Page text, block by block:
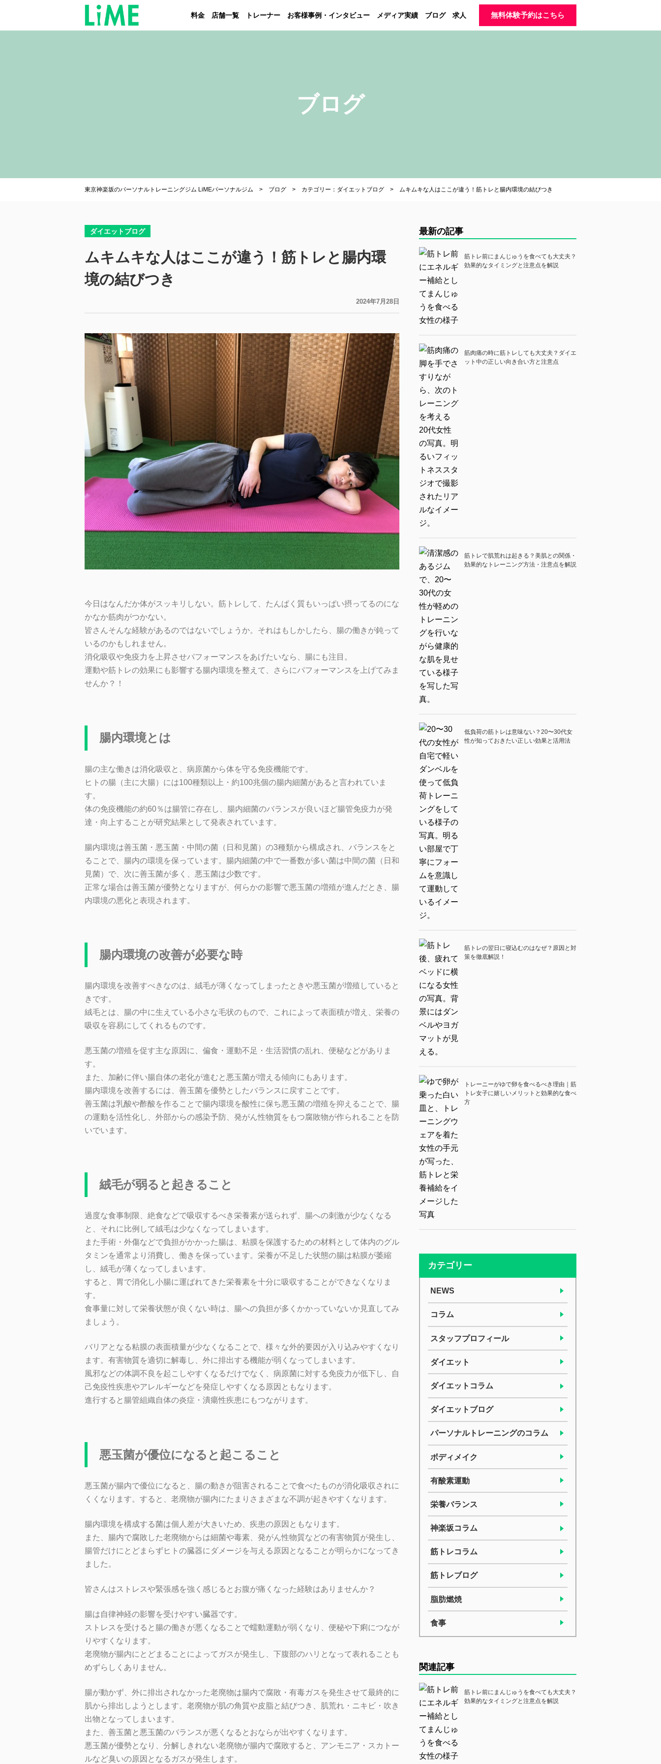
料金 店舗一覧 トレーナー お客様事例・インタビュー メディア実績 ブログ 求人 無料体験予約はこちら
ブログ
東京神楽坂のパーソナルトレーニングジム LiMEパーソナルジム ブログ カテゴリー：ダイエットブログ ムキムキな人はここが違う！筋トレと腸内環境の結びつき
ダイエットブログ
ムキムキな人はここが違う！筋トレと腸内環
境の結びつき
2024年7月28日
今日はなんだか体がスッキリしない。筋トレして、たんぱく質もいっぱい摂ってるのにな
かなか筋肉がつかない。
皆さんそんな経験があるのではないでしょうか。それはもしかしたら、腸の働きが鈍って
いるのかもしれません。
消化吸収や免疫力を上昇させパフォーマンスをあげたいなら、腸にも注目。
運動や筋トレの効果にも影響する腸内環境を整えて、さらにパフォーマンスを上げてみま
せんか？！
腸内環境とは
腸の主な働きは消化吸収と、病原菌から体を守る免疫機能です。
ヒトの腸（主に大腸）には100種類以上・約100兆個の腸内細菌があると言われていま
す。
体の免疫機能の約60％は腸管に存在し、腸内細菌のバランスが良いほど腸管免疫力が発
達・向上することが研究結果として発表されています。
腸内環境は善玉菌・悪玉菌・中間の菌（日和見菌）の3種類から構成され、バランスをと
ることで、腸内の環境を保っています。腸内細菌の中で一番数が多い菌は中間の菌（日和
見菌）で、次に善玉菌が多く、悪玉菌は少数です。
正常な場合は善玉菌が優勢となりますが、何らかの影響で悪玉菌の増殖が進んだとき、腸
内環境の悪化と表現されます。
腸内環境の改善が必要な時
腸内環境を改善すべきなのは、絨毛が薄くなってしまったときや悪玉菌が増殖していると
きです。
絨毛とは、腸の中に生えている小さな毛状のもので、これによって表面積が増え、栄養の
吸収を容易にしてくれるものです。
悪玉菌の増殖を促す主な原因に、偏食・運動不足・生活習慣の乱れ、便秘などがありま
す。
また、加齢に伴い腸自体の老化が進むと悪玉菌が増える傾向にもあります。
腸内環境を改善するには、善玉菌を優勢としたバランスに戻すことです。
善玉菌は乳酸や酢酸を作ることで腸内環境を酸性に保ち悪玉菌の増殖を抑えることで、腸
の運動を活性化し、外部からの感染予防、発がん性物質をもつ腐敗物が作られることを防
いでいます。
絨毛が弱ると起きること
過度な食事制限、絶食などで吸収するべき栄養素が送られず、腸への刺激が少なくなる
と、それに比例して絨毛は少なくなってしまいます。
また手術・外傷などで負担がかかった腸は、粘膜を保護するための材料として体内のグル
タミンを通常より消費し、働きを保っています。栄養が不足した状態の腸は粘膜が萎縮
し、絨毛が薄くなってしまいます。
すると、胃で消化し小腸に運ばれてきた栄養素を十分に吸収することができなくなりま
す。
食事量に対して栄養状態が良くない時は、腸への負担が多くかかっていないか見直してみ
ましょう。
バリアとなる粘膜の表面積量が少なくなることで、様々な外的要因が入り込みやすくなり
ます。有害物質を適切に解毒し、外に排出する機能が弱くなってしまいます。
風邪などの体調不良を起こしやすくなるだけでなく、病原菌に対する免疫力が低下し、自
己免疫性疾患やアレルギーなどを発症しやすくなる原因ともなります。
進行すると腸管組織自体の炎症・潰瘍性疾患にもつながります。
悪玉菌が優位になると起こること
悪玉菌が腸内で優位になると、腸の動きが阻害されることで食べたものが消化吸収されに
くくなります。すると、老廃物が腸内にたまりさまざまな不調が起きやすくなります。
腸内環境を構成する菌は個人差が大きいため、疾患の原因ともなります。
また、腸内で腐敗した老廃物からは細菌や毒素、発がん性物質などの有害物質が発生し、
腸管だけにとどまらずヒトの臓器にダメージを与える原因となることが明らかになってき
ました。
皆さんはストレスや緊張感を強く感じるとお腹が痛くなった経験はありませんか？
腸は自律神経の影響を受けやすい臓器です。
ストレスを受けると腸の働きが悪くなることで蠕動運動が弱くなり、便秘や下痢につなが
りやすくなります。
老廃物が腸内にとどまることによってガスが発生し、下腹部のハリとなって表れることも
めずらしくありません。
腸が動かず、外に排出されなかった老廃物は腸内で腐敗・有毒ガスを発生させて最終的に
肌から排出しようとします。老廃物が肌の角質や皮脂と結びつき、肌荒れ・ニキビ・吹き
出物となってしまいます。
また、善玉菌と悪玉菌のバランスが悪くなるとおならが出やすくなります。
悪玉菌が優勢となり、分解しきれない老廃物が腸内で腐敗すると、アンモニア・スカトー
ルなど臭いの原因となるガスが発生します。
最新の記事
筋トレ前にまんじゅうを食べても大丈夫？
効果的なタイミングと注意点を解説
筋肉痛の時に筋トレしても大丈夫？ダイエ
ット中の正しい向き合い方と注意点
筋トレで肌荒れは起きる？美肌との関係・
効果的なトレーニング方法・注意点を解説
低負荷の筋トレは意味ない？20〜30代女
性が知っておきたい正しい効果と活用法
筋トレの翌日に寝込むのはなぜ？原因と対
策を徹底解説！
トレーニーがゆで卵を食べるべき理由｜筋
トレ女子に嬉しいメリットと効果的な食べ
方
カテゴリー
NEWS
コラム
スタッフプロフィール
ダイエット
ダイエットコラム
ダイエットブログ
パーソナルトレーニングのコラム
ボディメイク
有酸素運動
栄養バランス
神楽坂コラム
筋トレコラム
筋トレブログ
脂肪燃焼
食事
関連記事
筋トレ前にまんじゅうを食べても大丈夫？
効果的なタイミングと注意点を解説